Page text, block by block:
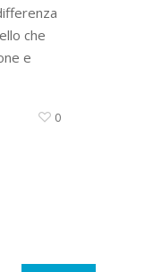
che
e
0